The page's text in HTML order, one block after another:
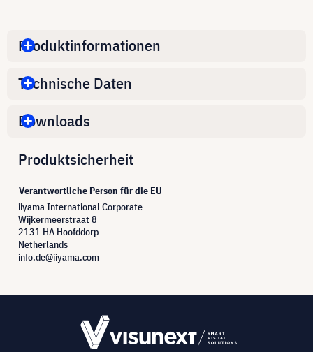
Produktinformationen
Technische Daten
Downloads
Produktsicherheit
Verantwortliche Person für die EU
iiyama International Corporate
Wijkermeerstraat 8
2131 HA Hoofddorp
Netherlands
info.de@iiyama.com